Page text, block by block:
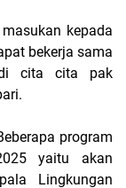
kepada
bekerja sama
cita cita pak
program
yaitu akan
Lingkungan